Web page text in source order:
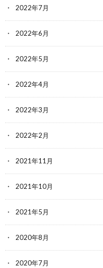
2022年7月
2022年6月
2022年5月
2022年4月
2022年3月
2022年2月
2021年11月
2021年10月
2021年5月
2020年8月
2020年7月